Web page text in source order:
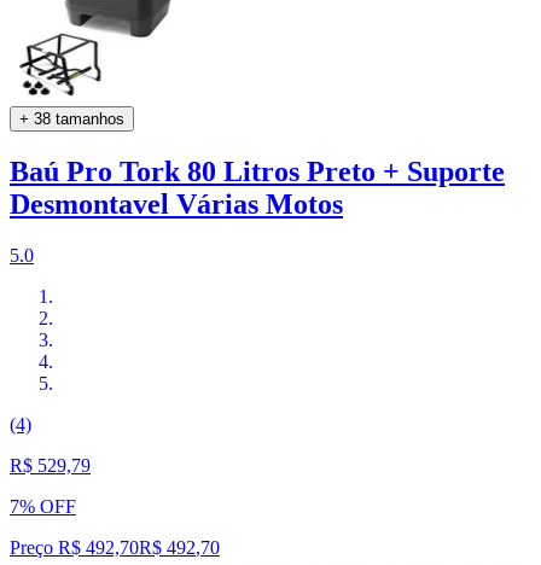
+ 38 tamanhos
Baú Pro Tork 80 Litros Preto + Suporte
Desmontavel Várias Motos
5.0
(4)
R$ 529,79
7% OFF
Preço R$ 492,70R$ 492,70